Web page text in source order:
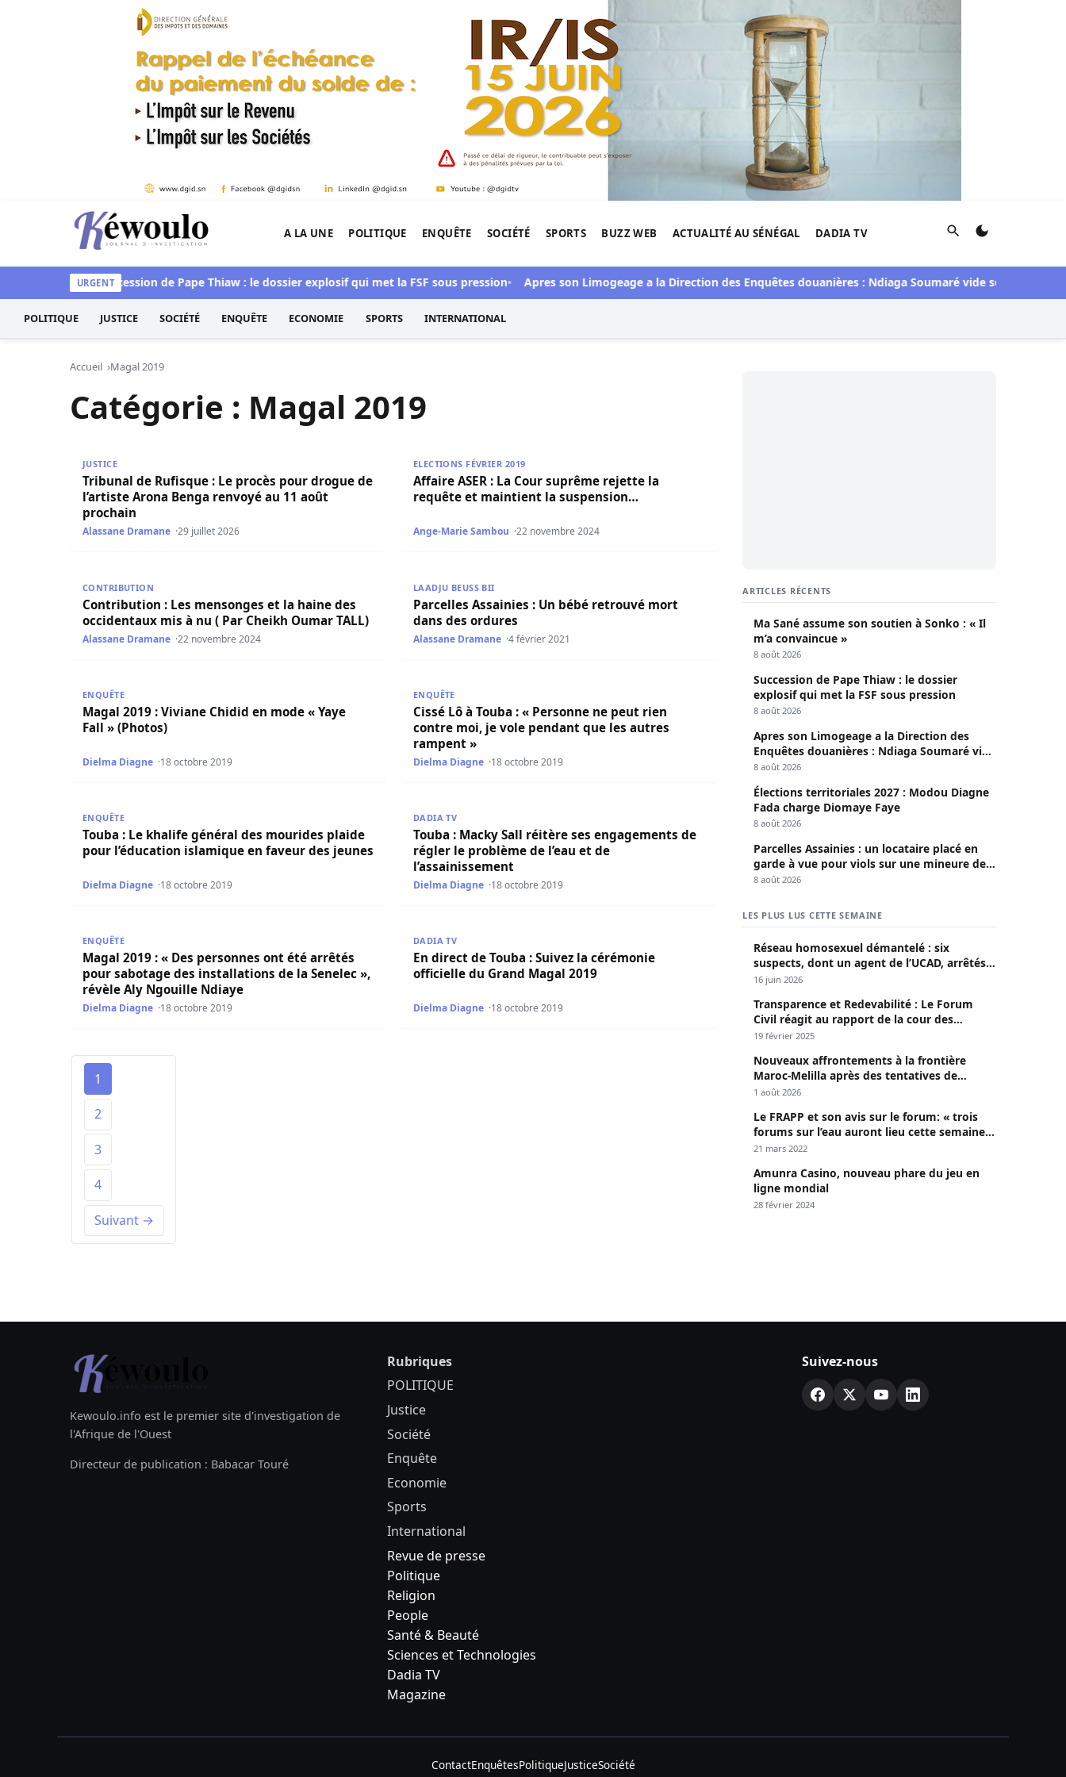
Aller au contenu
Kéwoulo, le premier site d'information et d'investigation de l'Afrique.
A LA UNE POLITIQUE ENQUÊTE SOCIÉTÉ SPORTS BUZZ WEB ACTUALITÉ AU SÉNÉGAL DADIA TV Rechercher
URGENT
Succession de Pape Thiaw : le dossier explosif qui met la FSF sous pression Apres son Limogeage a la Direction des Enquêtes douanières : Ndiaga Soumaré vide son sac
POLITIQUE JUSTICE SOCIÉTÉ ENQUÊTE ECONOMIE SPORTS INTERNATIONAL
Accueil Magal 2019
Catégorie : Magal 2019
JUSTICE
Tribunal de Rufisque : Le procès pour drogue de
l’artiste Arona Benga renvoyé au 11 août
prochain
Alassane Dramane 29 juillet 2026
ELECTIONS FÉVRIER 2019
Affaire ASER : La Cour suprême rejette la
requête et maintient la suspension…
Ange-Marie Sambou 22 novembre 2024
CONTRIBUTION
Contribution : Les mensonges et la haine des
occidentaux mis à nu ( Par Cheikh Oumar TALL)
Alassane Dramane 22 novembre 2024
LAADJU BEUSS BII
Parcelles Assainies : Un bébé retrouvé mort
dans des ordures
Alassane Dramane 4 février 2021
ENQUÊTE
Magal 2019 : Viviane Chidid en mode « Yaye
Fall » (Photos)
Dielma Diagne 18 octobre 2019
Cissé Lô à Touba : « Personne ne peut rien contre moi, je vole pendant que les autres rampent »
ENQUÊTE
Cissé Lô à Touba : « Personne ne peut rien
contre moi, je vole pendant que les autres
rampent »
Dielma Diagne 18 octobre 2019
ENQUÊTE
Touba : Le khalife général des mourides plaide
pour l’éducation islamique en faveur des jeunes
Dielma Diagne 18 octobre 2019
Touba : Macky Sall réitère ses engagements de régler le problème de l’eau et de l’assainissement
DADIA TV
Touba : Macky Sall réitère ses engagements de
régler le problème de l’eau et de
l’assainissement
Dielma Diagne 18 octobre 2019
Magal 2019 : « Des personnes ont été arrêtés pour sabotage des installations de la Senelec », révèle Aly Ngouille Ndiaye
ENQUÊTE
Magal 2019 : « Des personnes ont été arrêtés
pour sabotage des installations de la Senelec »,
révèle Aly Ngouille Ndiaye
Dielma Diagne 18 octobre 2019
En direct de Touba : Suivez la cérémonie officielle du Grand Magal 2019
DADIA TV
En direct de Touba : Suivez la cérémonie
officielle du Grand Magal 2019
Dielma Diagne 18 octobre 2019
1
2
3
4
Suivant →
ARTICLES RÉCENTS
Ma Sané assume son soutien à Sonko : « Il
m’a convaincue »
8 août 2026
Succession de Pape Thiaw : le dossier
explosif qui met la FSF sous pression
8 août 2026
Apres son Limogeage a la Direction des
Enquêtes douanières : Ndiaga Soumaré vide
son sac
8 août 2026
Élections territoriales 2027 : Modou Diagne
Fada charge Diomaye Faye
8 août 2026
Parcelles Assainies : un locataire placé en
garde à vue pour viols sur une mineure de
13 ans
8 août 2026
LES PLUS LUS CETTE SEMAINE
Réseau homosexuel démantelé : six
suspects, dont un agent de l’UCAD, arrêtés à
Keur Massar ; l’un avoue avoir propagé le
16 juin 2026
Transparence et Redevabilité : Le Forum
Civil réagit au rapport de la cour des
comptes
19 février 2025
Nouveaux affrontements à la frontière
Maroc-Melilla après des tentatives de
passage
1 août 2026
Le FRAPP et son avis sur le forum: « trois
forums sur l’eau auront lieu cette semaine à
Dakar »
21 mars 2022
Amunra Casino, nouveau phare du jeu en
ligne mondial
28 février 2024
Kewoulo.info est le premier site d'investigation de
l'Afrique de l'Ouest
Directeur de publication : Babacar Touré
Rubriques
POLITIQUE
Justice
Société
Enquête
Economie
Sports
International
Revue de presse
Politique
Religion
People
Santé & Beauté
Sciences et Technologies
Dadia TV
Magazine
Suivez-nous
ContactEnquêtesPolitiqueJusticeSociété